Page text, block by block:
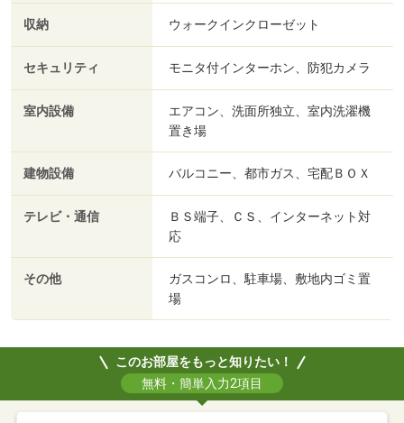
収納 ウォークインクローゼット
セキュリティ モニタ付インターホン、防犯カメラ
室内設備
エアコン、洗面所独立、室内洗濯機
置き場
建物設備 バルコニー、都市ガス、宅配ＢＯＸ
テレビ・通信
ＢＳ端子、ＣＳ、インターネット対
応
その他
ガスコンロ、駐車場、敷地内ゴミ置
場
このお部屋をもっと知りたい！
無料・簡単入力2項目